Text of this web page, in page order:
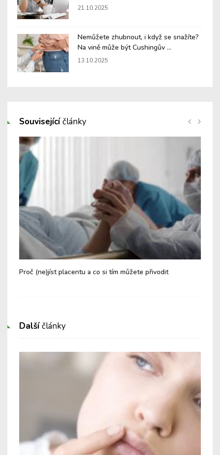
21.10.2025
Nemůžete zhubnout, i když se snažíte?
Na vině může být Cushingův ...
13.10.2025
Souvisejícíčlánky
Proč (ne)jíst placentu a co si tím můžete přivodit
Dalšíčlánky